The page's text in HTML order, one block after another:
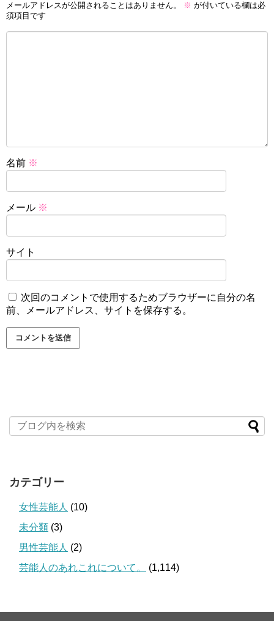
メールアドレスが公開されることはありません。 ※ が付いている欄は必
須項目です
名前 ※
メール ※
サイト
次回のコメントで使用するためブラウザーに自分の名
前、メールアドレス、サイトを保存する。
カテゴリー
女性芸能人 (10)
未分類 (3)
男性芸能人 (2)
芸能人のあれこれについて。
(1,114)